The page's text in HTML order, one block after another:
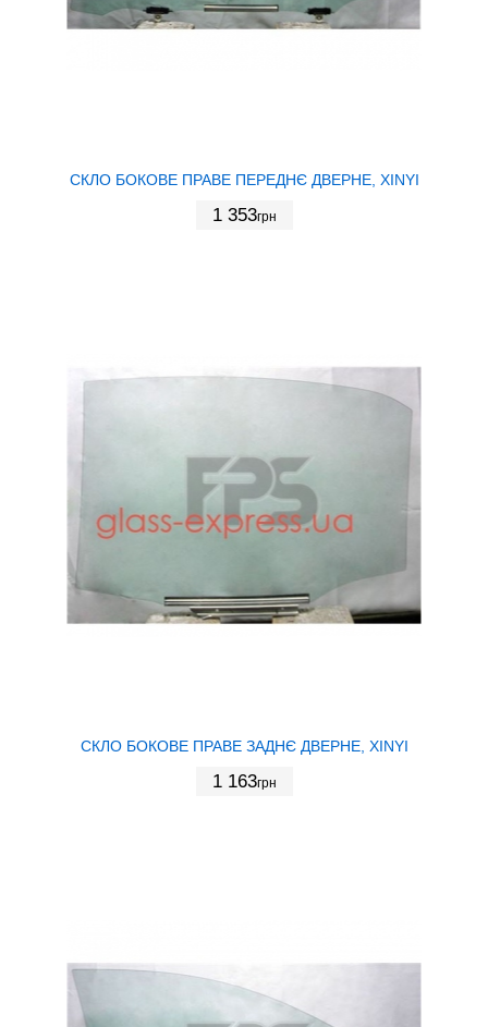
СКЛО БОКОВЕ ПРАВЕ ПЕРЕДНЄ ДВЕРНЕ, XINYI
1 353грн
СКЛО БОКОВЕ ПРАВЕ ЗАДНЄ ДВЕРНЕ, XINYI
1 163грн